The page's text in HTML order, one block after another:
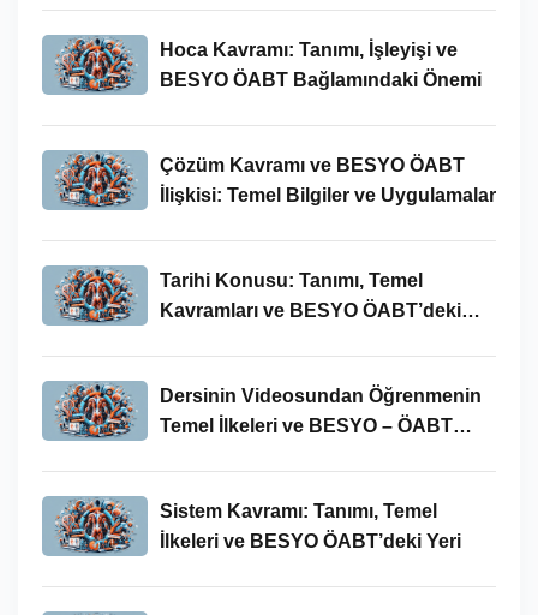
Hoca Kavramı: Tanımı, İşleyişi ve
BESYO ÖABT Bağlamındaki Önemi
Çözüm Kavramı ve BESYO ÖABT
İlişkisi: Temel Bilgiler ve Uygulamalar
Tarihi Konusu: Tanımı, Temel
Kavramları ve BESYO ÖABT’deki
Dersinin Videosundan Öğrenmenin
Temel İlkeleri ve BESYO – ÖABT
Sistem Kavramı: Tanımı, Temel
İlkeleri ve BESYO ÖABT’deki Yeri